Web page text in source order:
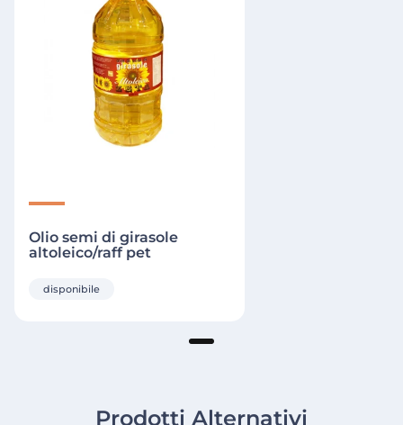
Olio semi di girasole
altoleico/raff pet
disponibile
Prodotti Alternativi